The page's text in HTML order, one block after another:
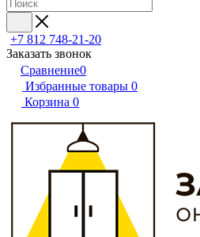
+7 812 748-21-20
Заказать звонок
Сравнение0
Избранные товары 0
Корзина 0